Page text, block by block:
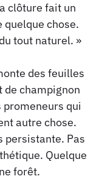
clôture fait un
quelque chose.
tout naturel. »
des feuilles
de champignon
qui
autre chose.
persistante. Pas
Quelque
forêt.